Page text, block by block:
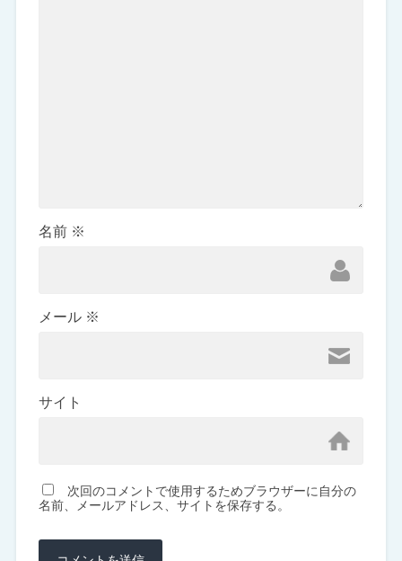
名前 ※
メール ※
サイト
次回のコメントで使用するためブラウザーに自分の
名前、メールアドレス、サイトを保存する。